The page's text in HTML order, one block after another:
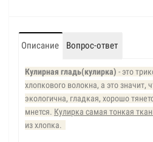
Описание Вопрос-ответ
Кулирная гладь(кулирка) - это
хлопкового волокна, а это значит,
экологична, гладкая, хорошо
мнется. Кулирка самая тонкая
из хлопка.